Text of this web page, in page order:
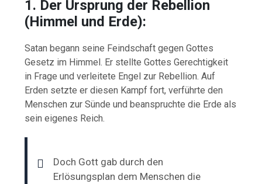
1. Der Ursprung der Rebellion
(Himmel und Erde):
Satan begann seine Feindschaft gegen Gottes
Gesetz im Himmel. Er stellte Gottes Gerechtigkeit
in Frage und verleitete Engel zur Rebellion. Auf
Erden setzte er diesen Kampf fort, verführte den
Menschen zur Sünde und beanspruchte die Erde als
sein eigenes Reich.
Doch Gott gab durch den
Erlösungsplan dem Menschen die